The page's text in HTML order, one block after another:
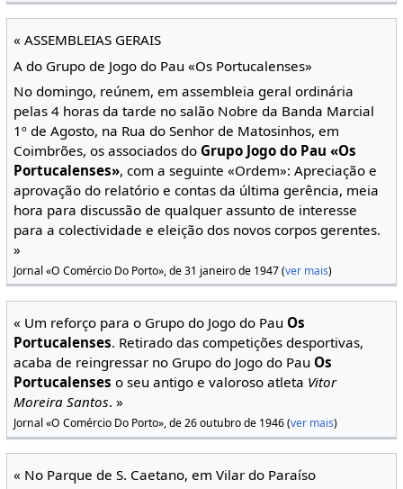
« ASSEMBLEIAS GERAIS
A do Grupo de Jogo do Pau «Os Portucalenses»
No domingo, reúnem, em assembleia geral ordinária
pelas 4 horas da tarde no salão Nobre da Banda Marcial
1º de Agosto, na Rua do Senhor de Matosinhos, em
Coimbrões, os associados doGrupo Jogo do Pau «Os
Portucalenses», com a seguinte «Ordem»: Apreciação e
aprovação do relatório e contas da última gerência, meia
hora para discussão de qualquer assunto de interesse
para a colectividade e eleição dos novos corpos gerentes.
»
Jornal «O Comércio Do Porto», de 31 janeiro de 1947 (ver mais)
« Um reforço para o Grupo do Jogo do Pau Os
Portucalenses. Retirado das competições desportivas,
acaba de reingressar no Grupo do Jogo do Pau Os
Portucalenses o seu antigo e valoroso atleta Vitor
Moreira Santos. »
Jornal «O Comércio Do Porto», de 26 outubro de 1946 (ver mais)
« No Parque de S. Caetano, em Vilar do Paraíso